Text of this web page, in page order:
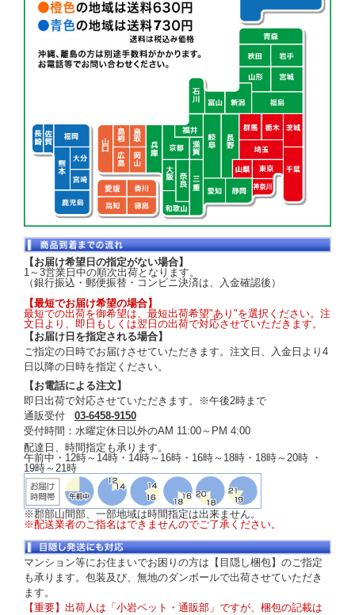
【お届け希望日の指定がない場合】
1～3営業日中の順次出荷となります。
（銀行振込・郵便振替・コンビニ決済は、入金確認後）
【最短でお届け希望の場合】
最短での出荷を御希望は、最短出荷希望"あり"を選択ください。注
文日より、即日もしくは翌日の出荷で対応させていただきます。
【お届け日を指定される場合】
ご指定の日時でお届けさせていただきます。注文日、入金日より4
日以降の日時を指定ください。
【お電話による注文】
即日出荷で対応させていただきます。※午後2時まで
通販受付 03-6458-9150
受付時間：水曜定休日以外のAM 11:00～PM 4:00
配達日、時間指定も承ります。
午前中・12時～14時・14時～16時・16時～18時・18時～20時 ・
19時～21時
※郡部山間部、一部地域は時間指定は出来ません。
※配送業者のご指名はできませんのでご了承ください。
マンション等にお住まいでお困りの方は【目隠し梱包】のご指定
も承ります。包装及び、無地のダンボールで出荷させていただき
ます。
【重要】出荷人は「小岩ペット・通販部」ですが、梱包の記載は